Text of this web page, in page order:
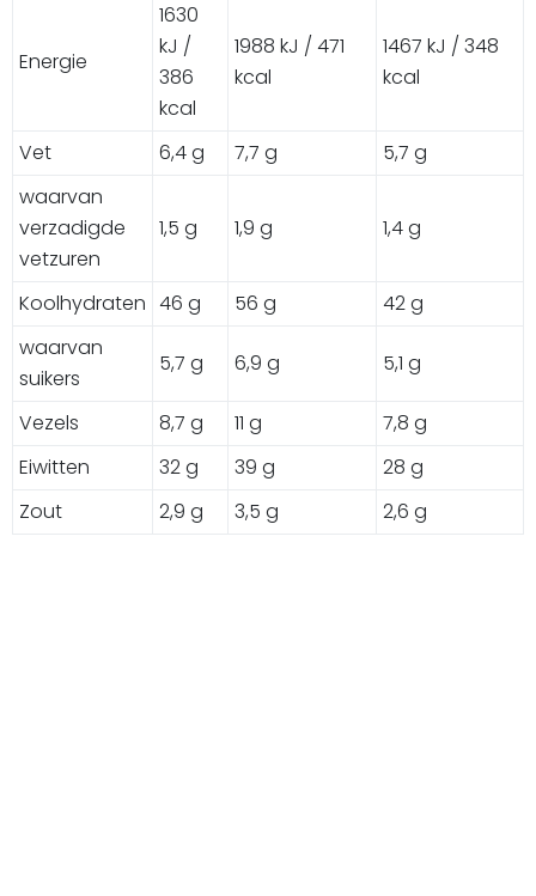
Energie
1630
kJ /
386
kcal
1988 kJ / 471
kcal
1467 kJ / 348
kcal
Vet 6,4 g 7,7 g
5,7 g
waarvan
verzadigde
vetzuren
1,5 g 1,9 g 1,4 g
Koolhydraten 46 g 56 g
42 g
waarvan
suikers
5,7 g 6,9 g 5,1 g
Vezels 8,7 g 11 g
7,8 g
Eiwitten
32 g 39 g
28 g
Zout
2,9 g 3,5 g 2,6 g